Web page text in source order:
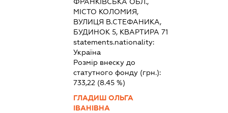
ФРАНКІВСЬКА ОБЛ.,
МІСТО КОЛОМИЯ,
ВУЛИЦЯ В.СТЕФАНИКА,
БУДИНОК 5, КВАРТИРА 71
statements.nationality:
Україна
Розмір внеску до
статутного фонду (грн.):
733,22 (8.45 %)
ГЛАДИШ ОЛЬГА
ІВАНІВНА